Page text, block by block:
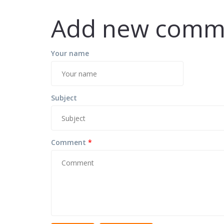
Add new
Your name
Subject
Comment *